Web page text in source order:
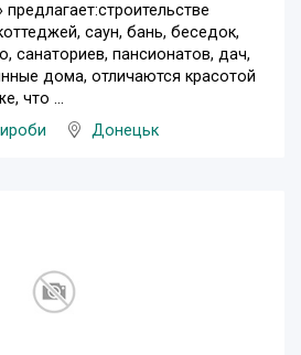
саун, бань, беседок,
санаториев, пансионатов, дач,
дома, отличаются красотой
что ...
Донецьк